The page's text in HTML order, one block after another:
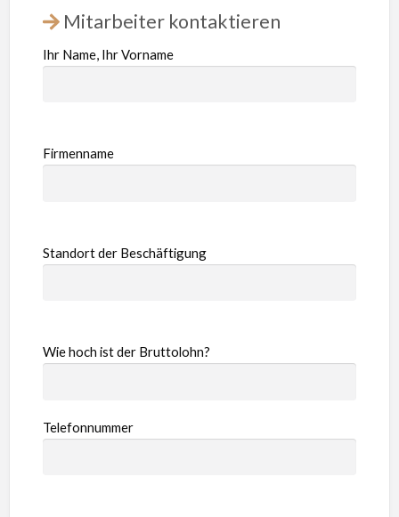
Mitarbeiter kontaktieren
Ihr Name, Ihr Vorname
Firmenname
Standort der Beschäftigung
Wie hoch ist der Bruttolohn?
Telefonnummer